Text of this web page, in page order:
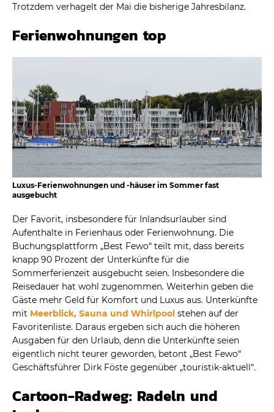
Trotzdem verhagelt der Mai die bisherige Jahresbilanz.
Ferienwohnungen top
Luxus-Ferienwohnungen und -häuser im Sommer fast
ausgebucht
Der Favorit, insbesondere für Inlandsurlauber sind
Aufenthalte in Ferienhaus oder Ferienwohnung. Die
Buchungsplattform „Best Fewo“ teilt mit, dass bereits
knapp 90 Prozent der Unterkünfte für die
Sommerferienzeit ausgebucht seien. Insbesondere die
Reisedauer hat wohl zugenommen. Weiterhin geben die
Gäste mehr Geld für Komfort und Luxus aus. Unterkünfte
mit Meerblick, Sauna und Whirlpool stehen auf der
Favoritenliste. Daraus ergeben sich auch die höheren
Ausgaben für den Urlaub, denn die Unterkünfte seien
eigentlich nicht teurer geworden, betont „Best Fewo“
Geschäftsführer Dirk Föste gegenüber „touristik-aktuell“.
Cartoon-Radweg: Radeln und